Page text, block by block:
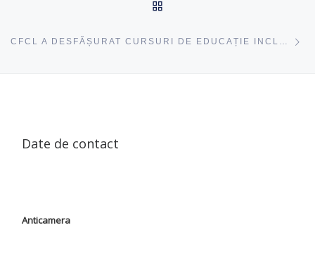
CFCL A DESFĂȘURAT CURSURI DE EDUCAȚIE INCLUZIVĂ CU PARTICIPAREA EDUCATORILOR DIN VULCĂNEȘTI
Date de contact
Anticamera